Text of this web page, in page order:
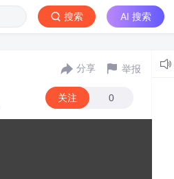
搜索 AI 搜索
分享 举报
关注 0